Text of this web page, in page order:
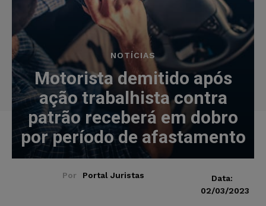
NOTÍCIAS
Motorista demitido após
ação trabalhista contra
patrão receberá em dobro
por período de afastamento
Por Portal Juristas
Data:
02/03/2023